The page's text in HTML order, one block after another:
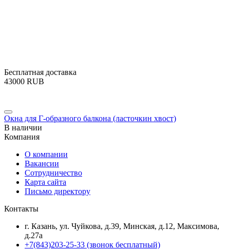
Бесплатная доставка
‍43000‍ RUB
Окна для Г-образного балкона (ласточкин хвост)
В наличии
Компания
О компании
Вакансии
Сотрудничество
Карта сайта
Письмо директору
Контакты
г. Казань, ул. Чуйкова, д.39, Минская, д.12, Максимова,
д.27а
+7(843)203-25-33 (звонок бесплатный)